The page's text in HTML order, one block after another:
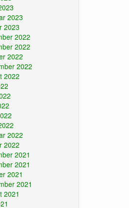
2023
2023
2022
2022
2022
2022
2022
2022
2022
2021
2021
2021
2021
2021